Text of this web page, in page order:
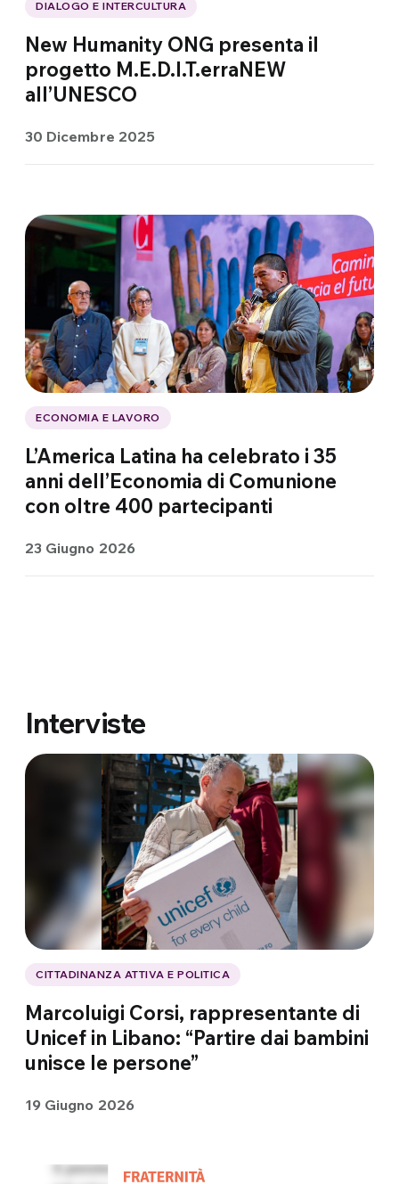
DIALOGO E INTERCULTURA
New Humanity ONG presenta il
progetto M.E.D.I.T.erraNEW
all’UNESCO
30 Dicembre 2025
ECONOMIA E LAVORO
L’America Latina ha celebrato i 35
anni dell’Economia di Comunione
con oltre 400 partecipanti
23 Giugno 2026
Interviste
CITTADINANZA ATTIVA E POLITICA
Marcoluigi Corsi, rappresentante di
Unicef in Libano: “Partire dai bambini
unisce le persone”
19 Giugno 2026